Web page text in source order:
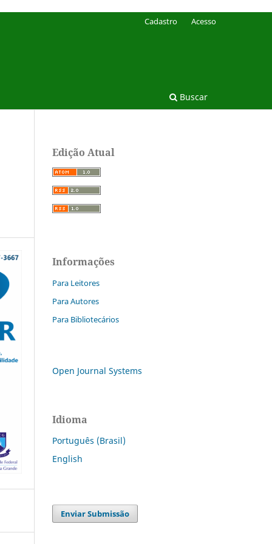
Buscar
Cadastro Acesso
Edição Atual
Informações
Para Leitores
Para Autores
Para Bibliotecários
Open Journal Systems
Idioma
Português (Brasil)
English
Enviar Submissão